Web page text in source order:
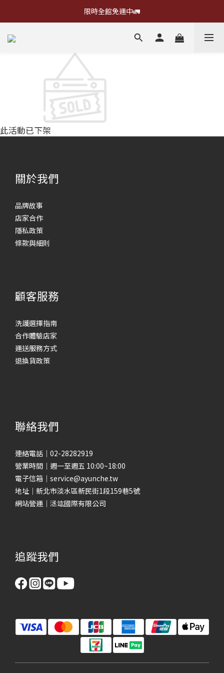
限時全館免運中🚛
此活動已下架
關於我們
品牌故事
店家合作
隱私政策
條款與細則
顧客服務
洗護選擇指南
合作體驗店家
運送服務方式
退換貨政策
聯絡我們
連絡電話｜02-28282919
營業時間｜週一至週五 10:00~18:00
電子信箱｜service@ayunche.tw
地址｜新北市淡水區新民街1段159巷5號
網站營運｜洆竑國際有限公司
追蹤我們